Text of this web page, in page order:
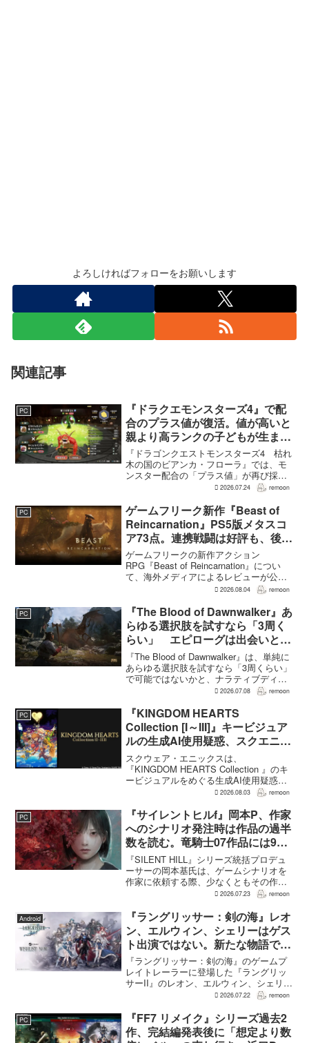
よろしければフォローをお願いします
関連記事
PC
『ドラクエモンスターズ4』で配
合のプラス値が復活。値が高いと
親より高ランクの子どもが生まれ
ることも
『ドラゴンクエストモンスターズ4 枯れ
木の国のビアンカ・フローラ』では、モ
ンスター配合の「プラス値」が再び採用
される。配合を繰り返すことで数値が増
が高くなる補正がかかる。前作『ドラゴ
ンクエストモンスターズ...
2026.07.24 remoon
PC
ゲームフリーク新作『Beast of
Reincarnation』PS5版メタスコ
ア73点。連携戦闘は好評も、後半
の“ボス再戦続き”には不満
ゲームフリークの新作アクション
RPG『Beast of Reincarnation』につい
て、海外メディアによるレビューが公開
された。PS5版のメタスコアは73。採点
否両論で、不評に分類されたレビュ...
2026.08.04 remoon
PC
『The Blood of Dawnwalker』あ
らゆる選択肢を試すなら「3周く
らい」 エピローグは出会いと選
択で変化
『The Blood of Dawnwalker』は、単純に
あらゆる選択肢を試すなら「3周くらい」
で可能ではないかと、ナラティブディレ
クターのJakub Szamałek氏がファミ
はエンディングへ収束...
2026.07.08 remoon
PC
『KINGDOM HEARTS
Collection [I～III]』キービジュア
ルの生成AI使用疑惑、スクエニが
否定――不自然な描写は「人為的
ミス」
スクウェア・エニックスは、
『KINGDOM HEARTS Collection 』のキ
ービジュアルをめぐる生成AI使用疑惑に
ついて、問題となったアセットは開発チ
不自然な箇所は「人為的ミス」によるも
のだと...
2026.08.03 remoon
PC
『サイレントヒルf』岡本P、作家
へのシナリオ発注時は作品の過半
数を読む。竜騎士07作品には9割
以上目を通す
『SILENT HILL』シリーズ統括プロデュ
ーサーの岡本基氏は、ゲームシナリオを
作家に依頼する際、少なくともその作家
の作品の過半数に目を通すという。作家
たうえで物語を任せるためだ。電ファミ
ニコゲーマーが...
2026.07.23 remoon
Android
『ラングリッサー：剣の海』レオ
ン、エルウィン、シェリーはゲス
ト出演ではない。新たな物語で重
要な役割を担う
『ラングリッサー：剣の海』のゲームプ
レイトレーラーに登場した『ラングリッ
サーII』のレオン、エルウィン、シェリー
は、単なるファンサービスやゲスト出演
を担う。ファミ通のメールインタビュー
で本作のプロデューサ...
2026.07.22 remoon
PC
『FF7 リメイク』シリーズ過去2
作、完結編発表後に「想定より数